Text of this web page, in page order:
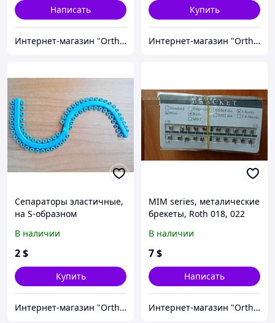
Написать
Интернет-магазин "OrthoWay"
Купить
Интернет-магазин "OrthoWay"
Сепараторы эластичные,
на S-образном
эластичные
В наличии
2$
Купить
Интернет-магазин "OrthoWay"
MIM series, металические
брекеты, Roth 018, 022
В наличии
7$
Написать
Интернет-магазин "OrthoWay"